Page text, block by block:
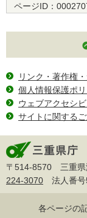
ページID：
リンク・著作権
個人情報保護ポ
ウェブアクセシ
サイトに関する
〒514-8570 三重県
224-3070 法人番号
各ページの